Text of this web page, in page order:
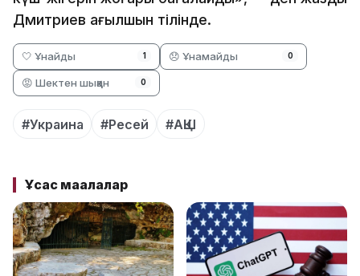
Дмитриев ағылшын тілінде.
🤍 Ұнайды 1 😞 Ұнамайды 0
😡 Шектен шыққан 0
#Украина #Ресей #АҚШ
Ұқсас мақалалар